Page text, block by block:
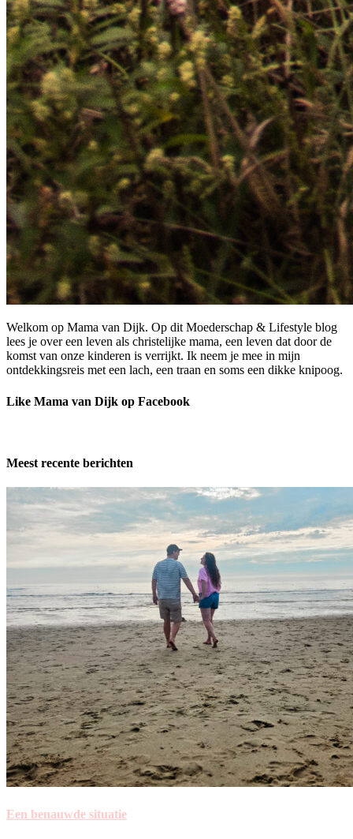
Welkom op Mama van Dijk. Op dit Moederschap & Lifestyle blog
lees je over een leven als christelijke mama, een leven dat door de
komst van onze kinderen is verrijkt. Ik neem je mee in mijn
ontdekkingsreis met een lach, een traan en soms een dikke knipoog.
Like Mama van Dijk op Facebook
Meest recente berichten
Een benauwde situatie